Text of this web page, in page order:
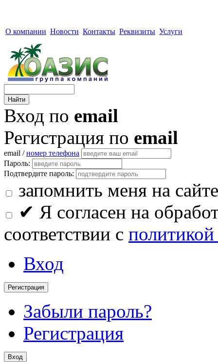
О компании Новости Контакты Реквизиты Услуги
Вход по email
Регистрация по email
email /номер телефона
Пароль:
Подтвердите пароль:
запомнить меня на сайте
✔ Я согласен на
соответствии с
Вход
Регистрация
Забыли пароль?
Регистрация
Вход